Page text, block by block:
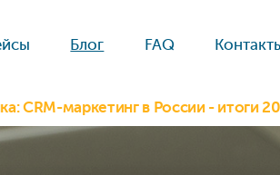
Блог FAQ
CRM-маркетинг в России - итоги